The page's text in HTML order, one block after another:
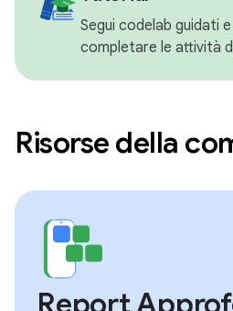
Segui codelab guidati
completare le attività
Risorse della
Report